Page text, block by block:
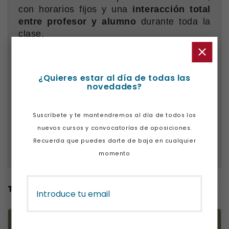
con horarios fijos y una interacción total
entre profesor y alumno durante toda la
clase.
Si tienes dudas sobre la preparación de
te preocupes, nosotros te guiaremos y
asesoraremos durante todos los pasos:
los estudios que se quieran cursar,
organización a la hora de preparar y
estudiar las diferentes asignaturas e
inscripción en las pruebas.
TAMBIÉN PODRÍA INTERESARTE
¿Quieres estar al día de todas las
novedades?
Suscríbete y te mantendremos al día de todos los
nuevos cursos y convocatorías de oposiciones.
Recuerda que puedes darte de baja en cualquier
momento